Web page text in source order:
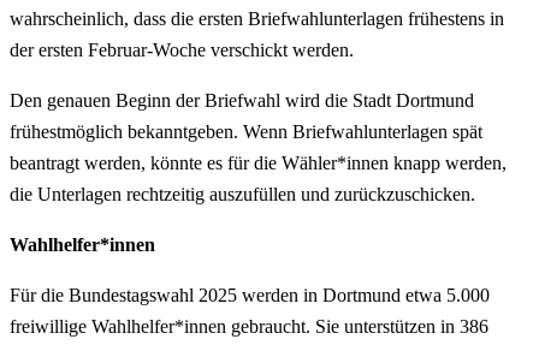
wahrscheinlich, dass die ersten Briefwahlunterlagen frühestens in
der ersten Februar-Woche verschickt werden.
Den genauen Beginn der Briefwahl wird die Stadt Dortmund
frühestmöglich bekanntgeben. Wenn Briefwahlunterlagen spät
beantragt werden, könnte es für die Wähler*innen knapp werden,
die Unterlagen rechtzeitig auszufüllen und zurückzuschicken.
Wahlhelfer*innen
Für die Bundestagswahl 2025 werden in Dortmund etwa 5.000
freiwillige Wahlhelfer*innen gebraucht. Sie unterstützen in 386